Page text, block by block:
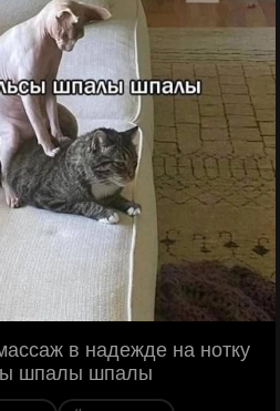
в надежде на нотку
шпалы шпалы